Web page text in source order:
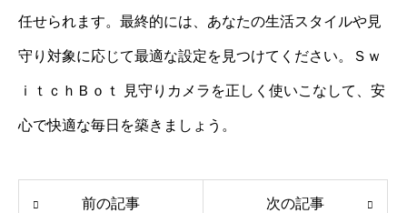
任せられます。最終的には、あなたの生活スタイルや見
守り対象に応じて最適な設定を見つけてください。Ｓｗ
ｉｔｃｈＢｏｔ 見守りカメラを正しく使いこなして、安
心で快適な毎日を築きましょう。
前の記事 次の記事